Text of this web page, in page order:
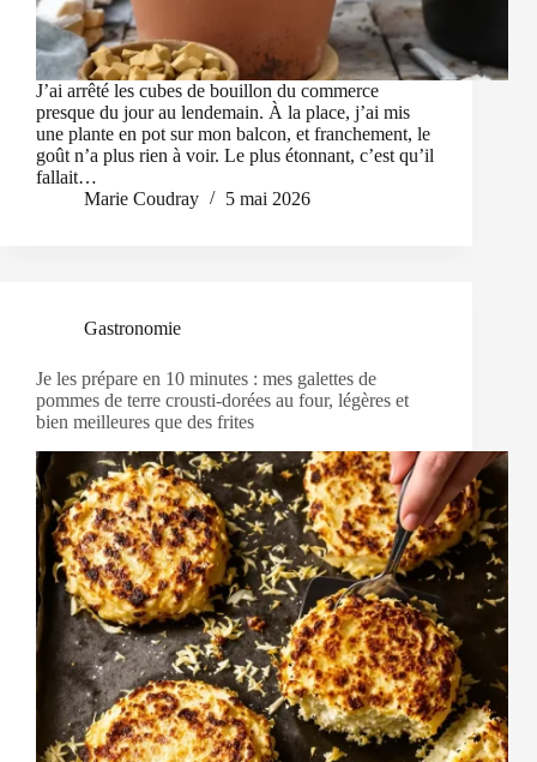
J’ai arrêté les cubes de bouillon du commerce
presque du jour au lendemain. À la place, j’ai mis
une plante en pot sur mon balcon, et franchement, le
goût n’a plus rien à voir. Le plus étonnant, c’est qu’il
fallait…
Marie Coudray
5 mai 2026
Gastronomie
Je les prépare en 10 minutes : mes galettes de
pommes de terre crousti-dorées au four, légères et
bien meilleures que des frites